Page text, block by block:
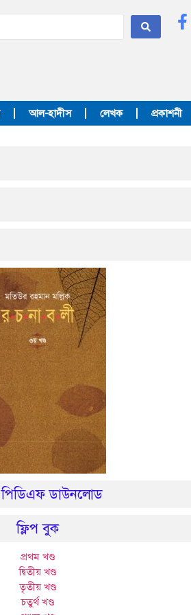
আল-হাদীস লেখক প্রকাশনী
পিডিএফ ডাউনলোড
ফ্লিপ বুক
প্রথম খণ্ড
দ্বিতীয় খণ্ড
তৃতীয় খণ্ড
চতুর্থ খণ্ড